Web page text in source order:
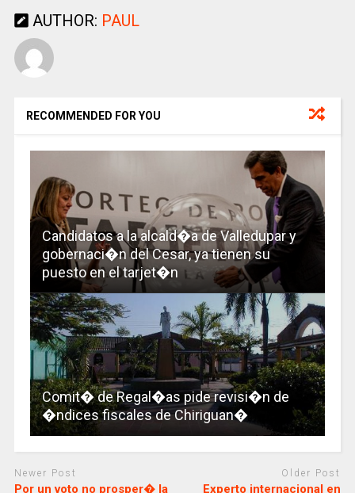
AUTHOR: PAUL
RECOMMENDED FOR YOU
Candidatos a la alcald�a de Valledupar y
gobernaci�n del Cesar, ya tienen su
puesto en el tarjet�n
Comit� de Regal�as pide revisi�n de
�ndices fiscales de Chiriguan�
Newer Post
Por un voto no prosper� la
Older Post
Experto internacional en